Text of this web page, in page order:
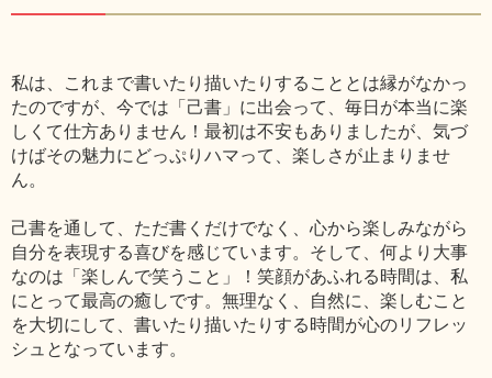
私は、これまで書いたり描いたりすることとは縁がなかっ
たのですが、今では「己書」に出会って、毎日が本当に楽
しくて仕方ありません！最初は不安もありましたが、気づ
けばその魅力にどっぷりハマって、楽しさが止まりませ
ん。
己書を通して、ただ書くだけでなく、心から楽しみながら
自分を表現する喜びを感じています。そして、何より大事
なのは「楽しんで笑うこと」！笑顔があふれる時間は、私
にとって最高の癒しです。無理なく、自然に、楽しむこと
を大切にして、書いたり描いたりする時間が心のリフレッ
シュとなっています。